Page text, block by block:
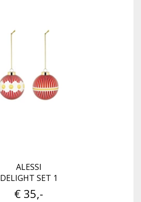
ALESSI
DELIGHT SET 1
€ 35,-